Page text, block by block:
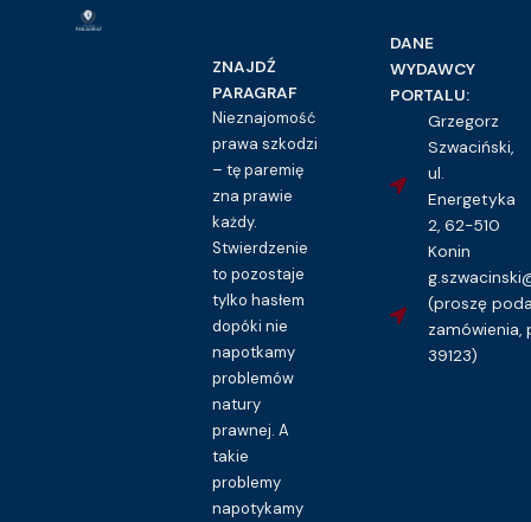
ZNAJDŹ
PARAGRAF
Nieznajomość
prawa szkodzi
– tę paremię
zna prawie
każdy.
Stwierdzenie
to pozostaje
tylko hasłem
dopóki nie
napotkamy
problemów
natury
prawnej. A
takie
problemy
napotykamy
DANE
WYDAWCY
PORTALU:
Grzegorz
Szwaciński,
ul.
Energetyka
2, 62-510
Konin
(proszę
zamówienia,
39123)